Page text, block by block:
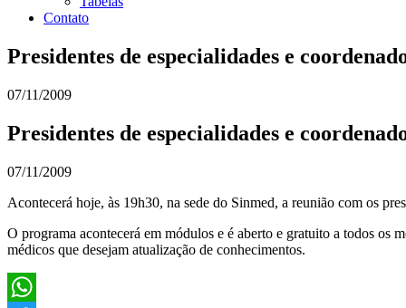
Contato
Presidentes de especialidades e
07/11/2009
Presidentes de especialidades e
07/11/2009
Acontecerá hoje, às 19h30, na sede do Sinmed, a reunião com os
O programa acontecerá em módulos e é aberto e gratuito a todos os
médicos que desejam atualização de conhecimentos.